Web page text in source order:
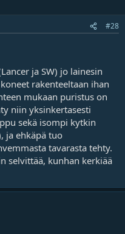
#28
Lancer ja SW) jo lainesin
rakenteeltaan ihan
mukaan puristus on
niin yksinkertasesti
sekä isompi kytkin
ja ehkäpä tuo
tavarasta tehty.
selvittää, kunhan kerkiää